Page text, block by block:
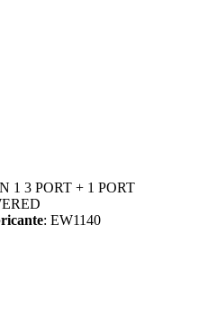
1 3 PORT + 1 PORT
: EW1140